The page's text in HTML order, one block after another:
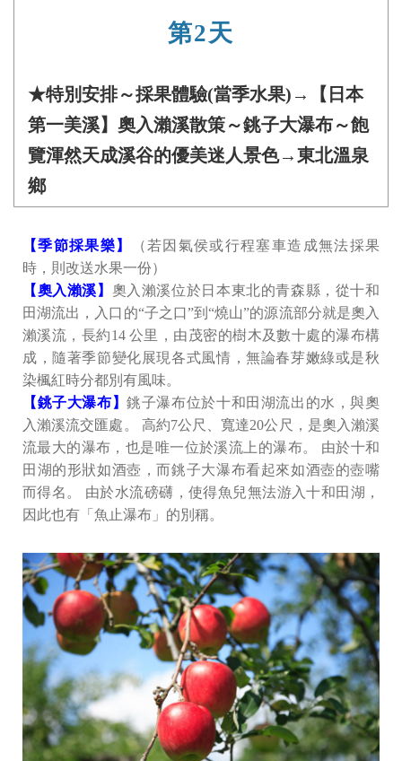
第2天
★特別安排～採果體驗(當季水果)→【日本
第一美溪】奧入瀨溪散策～銚子大瀑布～飽
覽渾然天成溪谷的優美迷人景色→東北溫泉
鄉
【季節採果樂】
（若因氣侯或行程塞車造成無法採果
時，則改送水果一份）
【奧入瀨溪】 奧入瀨溪位於日本東北的青森縣，從十和
田湖流出，入口的“子之口”到“燒山”的源流部分就是奧入
瀨溪流，長約14 公里，由茂密的樹木及數十處的瀑布構
成，隨著季節變化展現各式風情，無論春芽嫩綠或是秋
染楓紅時分都別有風味。
【銚子大瀑布】銚子瀑布位於十和田湖流出的水，與奧
入瀨溪流交匯處。 高約7公尺、寬達20公尺，是奧入瀨溪
流最大的瀑布，也是唯一位於溪流上的瀑布。 由於十和
田湖的形狀如酒壺，而銚子大瀑布看起來如酒壺的壺嘴
而得名。 由於水流磅礴，使得魚兒無法游入十和田湖，
因此也有「魚止瀑布」的別稱。